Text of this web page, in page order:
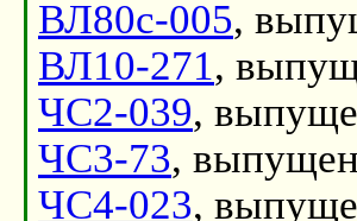
ВЛ80с-005,
ВЛ10-271,
ЧС2-039,
ЧС3-73,
ЧС4-023,